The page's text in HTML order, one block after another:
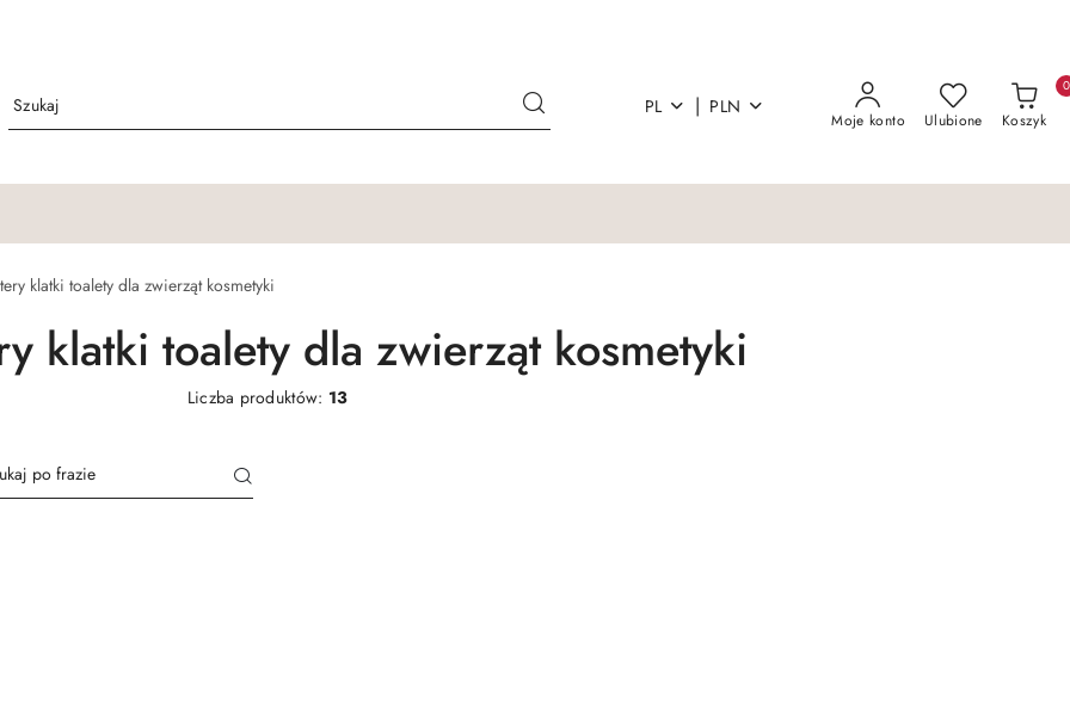
PL | PLN
Moje konto Ulubione Koszyk
0
klatki toalety dla zwierząt kosmetyki
klatki toalety dla zwierząt kosmetyki
Liczba produktów: 13